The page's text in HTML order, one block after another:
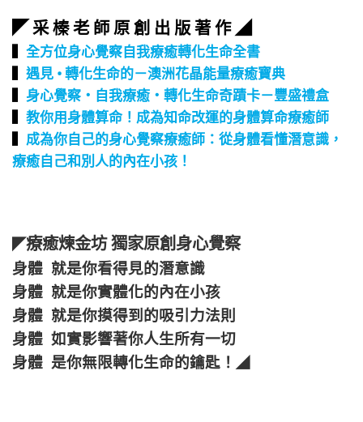
◤ 采 榛 老 師 原 創 出 版 著 作 ◢
▍ 全方位身心覺察自我療癒轉化生命全書
▍ 遇見 • 轉化生命的－澳洲花晶能量療癒寶典
▍ 身心覺察‧自我療癒‧轉化生命奇蹟卡－豐盛禮盒
▍ 教你用身體算命！成為知命改運的身體算命療癒師
▍ 成為你自己的身心覺察療癒師：從身體看懂潛意識，
療癒自己和別人的內在小孩！
◤療癒煉金坊 獨家原創身心覺察
身體 就是你看得見的潛意識
身體 就是你實體化的內在小孩
身體 就是你摸得到的吸引力法則
身體 如實影響著你人生所有一切
身體 是你無限轉化生命的鑰匙！ ◢